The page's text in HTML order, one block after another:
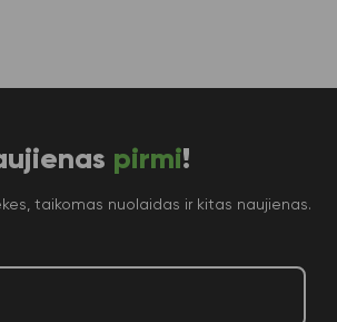
pirmi!
taikomas nuolaidas ir kitas naujienas.